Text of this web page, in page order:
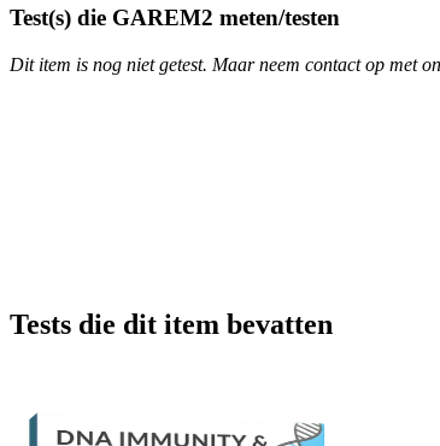
Test(s) die GAREM2 meten/testen
Dit item is nog niet getest. Maar neem contact op met
Tests die dit item bevatten